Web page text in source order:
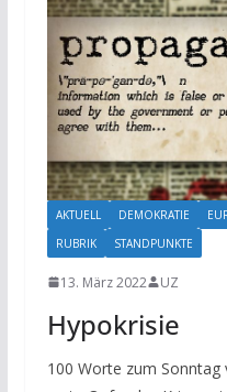
AKTUELL DEMOKRATIE
RUBRIK
STANDPUNKTE
13. März 2022 UZ
Hypokrisie
100 Worte zum Sonntag